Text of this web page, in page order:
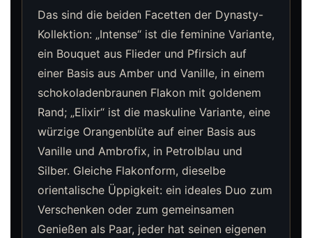
Das sind die beiden Facetten der Dynasty-
Kollektion: „Intense“ ist die feminine Variante,
ein Bouquet aus Flieder und Pfirsich auf
einer Basis aus Amber und Vanille, in einem
schokoladenbraunen Flakon mit goldenem
Rand; „Elixir“ ist die maskuline Variante, eine
würzige Orangenblüte auf einer Basis aus
Vanille und Ambrofix, in Petrolblau und
Silber. Gleiche Flakonform, dieselbe
orientalische Üppigkeit: ein ideales Duo zum
Verschenken oder zum gemeinsamen
Genießen als Paar, jeder hat seinen eigenen